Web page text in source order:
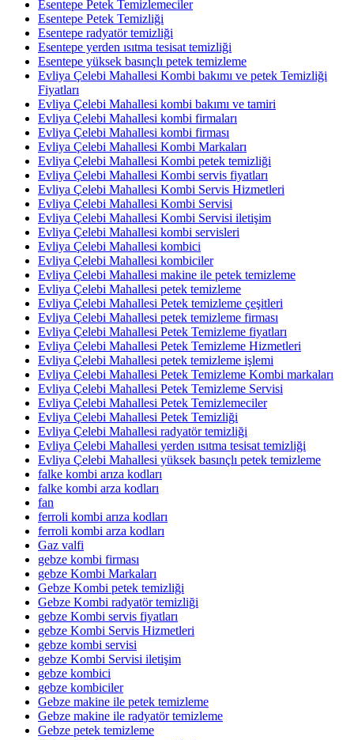
Esentepe Petek Temizlemeciler
Esentepe Petek Temizliği
Esentepe radyatör temizliği
Esentepe yerden ısıtma tesisat temizliği
Esentepe yüksek basınçlı petek temizleme
Evliya Çelebi Mahallesi Kombi bakımı ve petek Temizliği
Fiyatları
Evliya Çelebi Mahallesi kombi bakımı ve tamiri
Evliya Çelebi Mahallesi kombi firmaları
Evliya Çelebi Mahallesi kombi firması
Evliya Çelebi Mahallesi Kombi Markaları
Evliya Çelebi Mahallesi Kombi petek temizliği
Evliya Çelebi Mahallesi Kombi servis fiyatları
Evliya Çelebi Mahallesi Kombi Servis Hizmetleri
Evliya Çelebi Mahallesi Kombi Servisi
Evliya Çelebi Mahallesi Kombi Servisi iletişim
Evliya Çelebi Mahallesi kombi servisleri
Evliya Çelebi Mahallesi kombici
Evliya Çelebi Mahallesi kombiciler
Evliya Çelebi Mahallesi makine ile petek temizleme
Evliya Çelebi Mahallesi petek temizleme
Evliya Çelebi Mahallesi Petek temizleme çeşitleri
Evliya Çelebi Mahallesi petek temizleme firması
Evliya Çelebi Mahallesi Petek Temizleme fiyatları
Evliya Çelebi Mahallesi Petek Temizleme Hizmetleri
Evliya Çelebi Mahallesi petek temizleme işlemi
Evliya Çelebi Mahallesi Petek Temizleme Kombi markaları
Evliya Çelebi Mahallesi Petek Temizleme Servisi
Evliya Çelebi Mahallesi Petek Temizlemeciler
Evliya Çelebi Mahallesi Petek Temizliği
Evliya Çelebi Mahallesi radyatör temizliği
Evliya Çelebi Mahallesi yerden ısıtma tesisat temizliği
Evliya Çelebi Mahallesi yüksek basınçlı petek temizleme
falke kombi arıza kodları
falke kombi arza kodları
fan
ferroli kombi arıza kodları
ferroli kombi arza kodları
Gaz valfi
gebze kombi firması
gebze Kombi Markaları
Gebze Kombi petek temizliği
Gebze Kombi radyatör temizliği
gebze Kombi servis fiyatları
gebze Kombi Servis Hizmetleri
gebze kombi servisi
gebze Kombi Servisi iletişim
gebze kombici
gebze kombiciler
Gebze makine ile petek temizleme
Gebze makine ile radyatör temizleme
Gebze petek temizleme